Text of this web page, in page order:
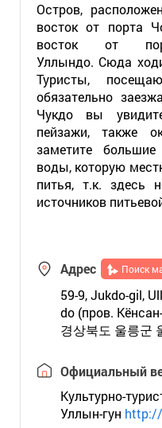
Остров,
восток от порта
восток от
Уллындо. Сюда
Туристы,
обязательно
Чукдо вы
пейзажи, также
заметите
воды, которую
питья, т.к. здесь
источников
Адрес Поиск
59-9, Jukdo-gil,
do (пров.
경상북도 울릉군
Официальный
Культурно-
Уллын-гун